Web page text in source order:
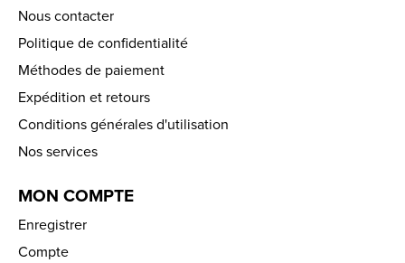
Nous contacter
Politique de confidentialité
Méthodes de paiement
Expédition et retours
Conditions générales d'utilisation
Nos services
MON COMPTE
Enregistrer
Compte